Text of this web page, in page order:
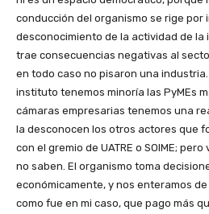
conducción del organismo se rige por
desconocimiento de la actividad de la
trae consecuencias negativas al
en todo caso no pisaron una
instituto tenemos minoría las PyMEs
cámaras empresarias tenemos una
la desconocen los otros actores que
con el gremio de UATRE o SOIME;
no saben. El organismo toma
económicamente, y nos enteramos
como fue en mi caso, que pago más